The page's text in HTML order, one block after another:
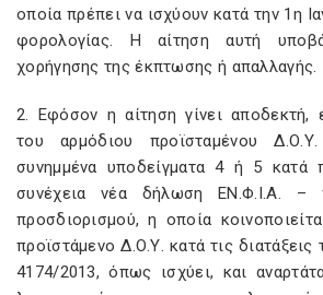
οποία πρέπει να ισχύουν κατά την 1η
φορολογίας. Η αίτηση αυτή
χορήγησης της έκπτωσης ή απαλλαγής.
2. Εφόσον η αίτηση γίνει αποδεκτή,
του αρμόδιου προϊσταμένου
συνημμένα υποδείγματα 4 ή 5 κατά
συνέχεια νέα δήλωση ΕΝ.Φ.Ι.Α. –
προσδιορισμού, η οποία
προϊστάμενο Δ.Ο.Υ. κατά τις
4174/2013, όπως ισχύει, και